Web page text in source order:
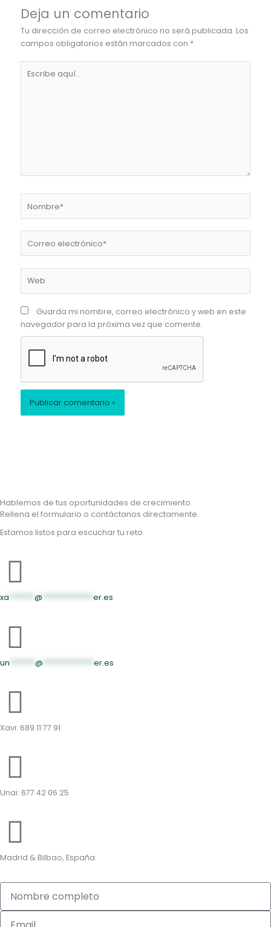
Deja un comentario
Tu dirección de correo electrónico no será publicada. Los
campos obligatorios están marcados con *
aquí...
electrónico*
Guarda mi nombre, correo electrónico y web en este
navegador para la próxima vez que comente.
Hablemos de tus oportunidades de crecimiento.
Rellena el formulario o contáctanos directamente.
Estamos listos para escuchar tu reto.
xa @ er.es
un @ er.es
Xavi: 689 11 77 91
Unai: 677 42 06 25
Madrid & Bilbao, España
Nombre
completo
Email